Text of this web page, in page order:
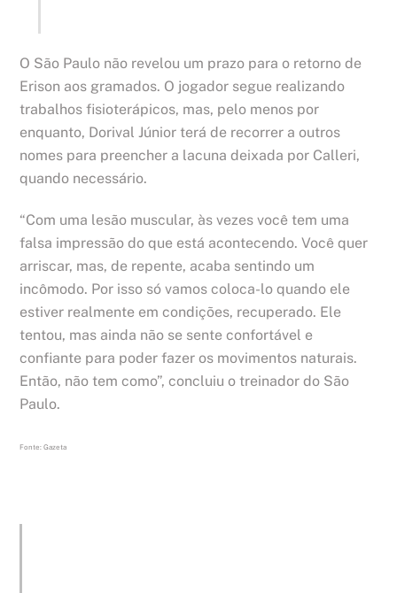
O São Paulo não revelou um prazo para o retorno de
Erison aos gramados. O jogador segue realizando
trabalhos fisioterápicos, mas, pelo menos por
enquanto, Dorival Júnior terá de recorrer a outros
nomes para preencher a lacuna deixada por Calleri,
quando necessário.
“Com uma lesão muscular, às vezes você tem uma
falsa impressão do que está acontecendo. Você quer
arriscar, mas, de repente, acaba sentindo um
incômodo. Por isso só vamos coloca-lo quando ele
estiver realmente em condições, recuperado. Ele
tentou, mas ainda não se sente confortável e
confiante para poder fazer os movimentos naturais.
Então, não tem como”, concluiu o treinador do São
Paulo.
Fonte: Gazeta